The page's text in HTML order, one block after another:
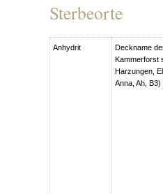
Sterbeorte
Anhydrit
Deckname
Kammerforst
Harzungen,
Anna, Ah, B3)